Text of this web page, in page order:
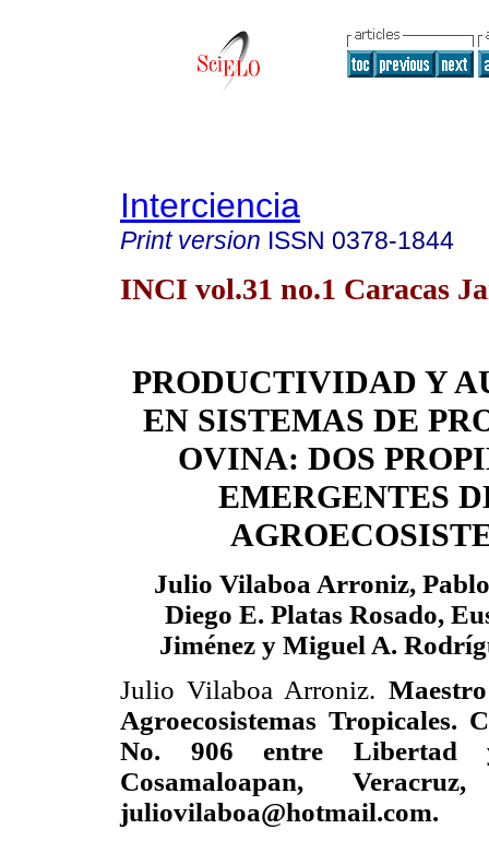
Interciencia
Print version ISSN 0378-1844
INCI vol.31 no.1 Caracas
PRODUCTIVIDAD Y
EN SISTEMAS DE
OVINA: DOS
EMERGENTES
Julio Vilaboa Arroniz,
Diego E. Platas Rosado,
Jiménez y Miguel A.
Julio Vilaboa Arroniz.
Agroecosistemas Tropicales.
No. 906 entre Libertad
Cosamaloapan,
juliovilaboa@hotmail.com.